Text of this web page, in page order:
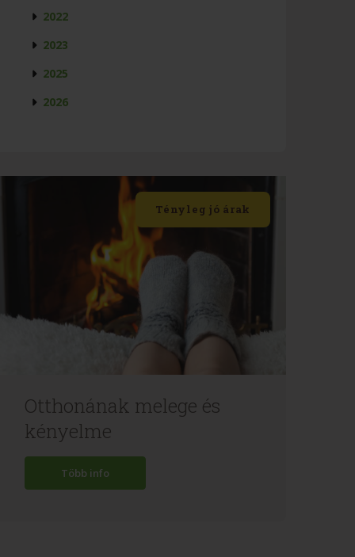
2022
2023
2025
2026
Tényleg jó árak
Otthonának melege és
kényelme
Több info